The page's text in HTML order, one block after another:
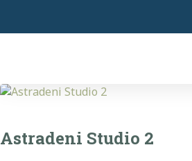
Astradeni Studio 2